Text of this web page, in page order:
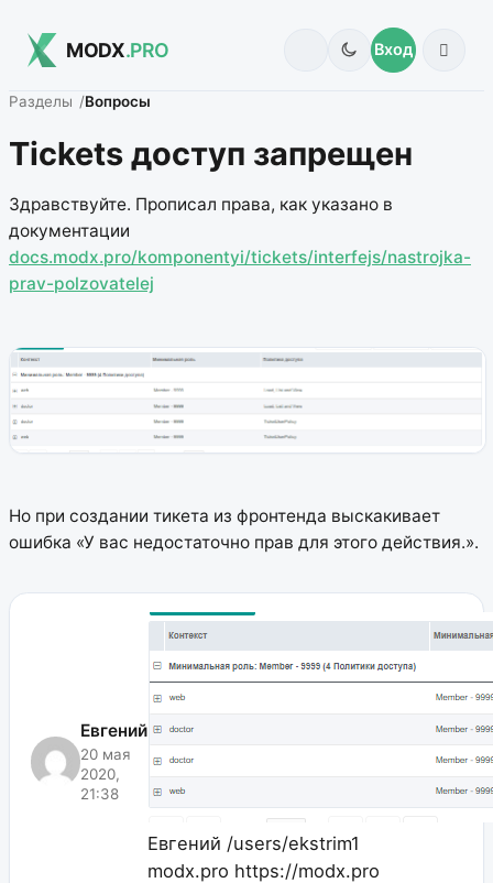
MODX.PRO Вход
Разделы Вопросы
Tickets доступ запрещен
Здравствуйте. Прописал права, как указано в
документации
docs.modx.pro/komponentyi/tickets/interfejs/nastrojka-
prav-polzovatelej
Но при создании тикета из фронтенда выскакивает
ошибка «У вас недостаточно прав для этого действия.».
Евгений
20 мая
2020,
21:38
Евгений /users/ekstrim1
modx.pro https://modx.pro